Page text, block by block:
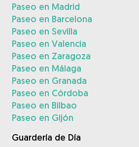
Paseo en Madrid
Paseo en Barcelona
Paseo en Sevilla
Paseo en Valencia
Paseo en Zaragoza
Paseo en Málaga
Paseo en Granada
Paseo en Córdoba
Paseo en Bilbao
Paseo en Gijón
Guardería de Día